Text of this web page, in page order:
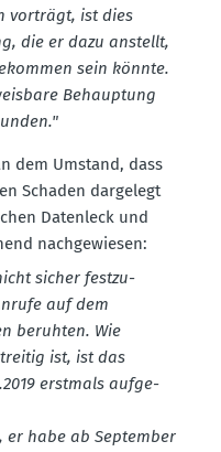
vorträgt, ist dies
die er dazu anstellt,
sein könnte.
Behauptung
dem Umstand, dass
Schaden dargelegt
Datenleck und
nachge­wiesen:
sicher festzu­
auf dem
beruhten. Wie
ist, ist das
erstmals aufge­
habe ab September